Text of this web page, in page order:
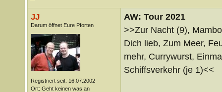
JJ
Darum öffnet Eure Pforten
Registriert seit: 16.07.2002
Ort: Geht keinen was an
AW: Tour 2021
>>Zur Nacht (9),
Dich lieb, Zum Meer,
mehr, Currywurst,
Schiffsverkehr (je 1)<<